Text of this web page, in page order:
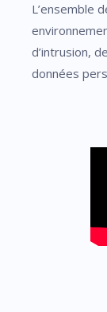
L’ensemble
d’intrusion,
données